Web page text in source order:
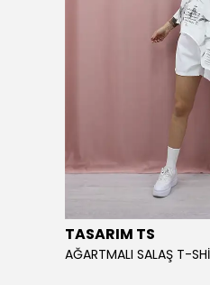
TASARIM TS
AĞARTMALI SALAŞ T-